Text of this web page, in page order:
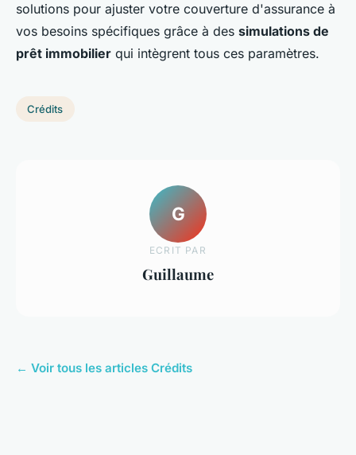
solutions pour ajuster votre couverture d'assurance à
vos besoins spécifiques grâce à des simulations de
prêt immobilier qui intègrent tous ces paramètres.
Crédits
G
ECRIT PAR
Guillaume
← Voir tous les articles Crédits